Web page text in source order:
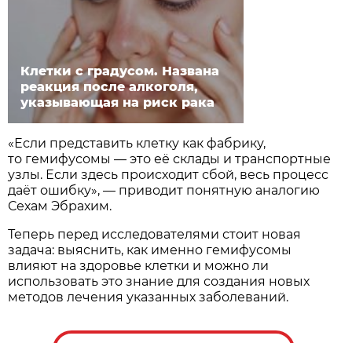
Клетки с градусом. Названа
реакция после алкоголя,
указывающая на риск рака
«Если представить клетку как фабрику,
то гемифусомы — это её склады и транспортные
узлы. Если здесь происходит сбой, весь процесс
даёт ошибку», — приводит понятную аналогию
Сехам Эбрахим.
Теперь перед исследователями стоит новая
задача: выяснить, как именно гемифусомы
влияют на здоровье клетки и можно ли
использовать это знание для создания новых
методов лечения указанных заболеваний.